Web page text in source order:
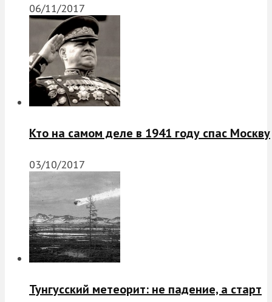
06/11/2017
Кто на самом деле в 1941 году спас Москву
03/10/2017
Тунгусский метеорит: не падение, а старт